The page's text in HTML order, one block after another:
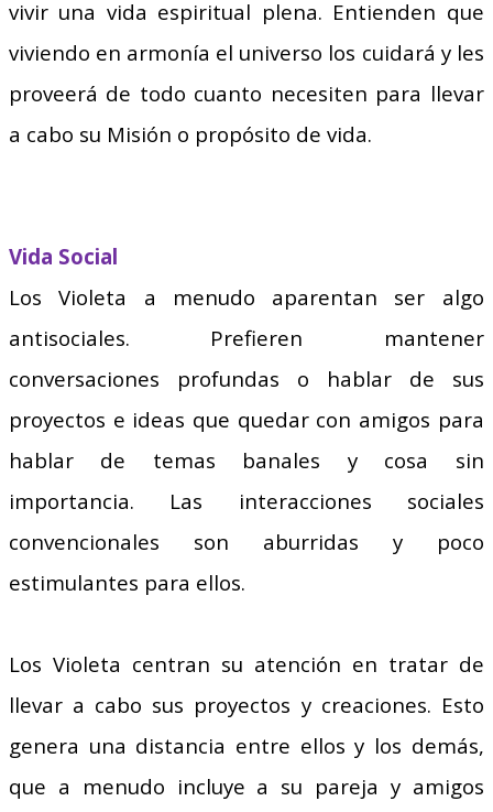
vivir una vida espiritual plena. Entienden que
viviendo en armonía el universo los cuidará y les
proveerá de todo cuanto necesiten para llevar
a cabo su Misión o propósito de vida.
Vida Social
Los Violeta a menudo aparentan ser algo
antisociales. Prefieren mantener
conversaciones profundas o hablar de sus
proyectos e ideas que quedar con amigos para
hablar de temas banales y cosa sin
importancia. Las interacciones sociales
convencionales son aburridas y poco
estimulantes para ellos.
Los Violeta centran su atención en tratar de
llevar a cabo sus proyectos y creaciones. Esto
genera una distancia entre ellos y los demás,
que a menudo incluye a su pareja y amigos